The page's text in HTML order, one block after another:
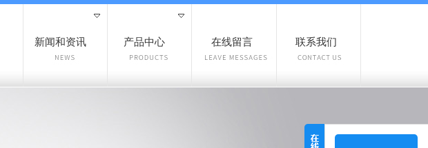
新闻和资讯 产品中心 在线留言 联系我们